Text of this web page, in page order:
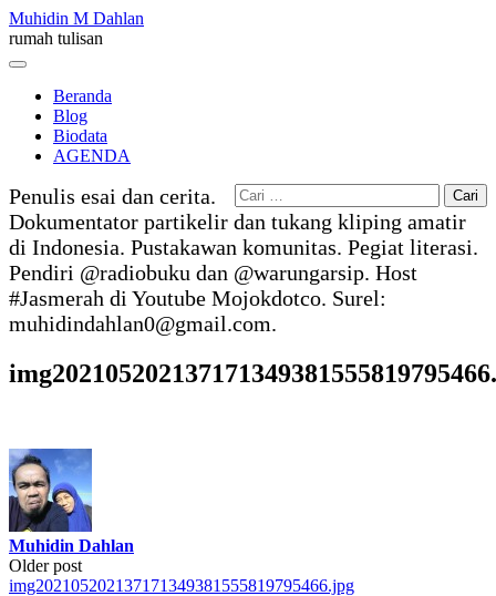
Skip
to
content
Muhidin M Dahlan
rumah tulisan
Menu
Beranda
Blog
Biodata
AGENDA
Cari
untuk:
Penulis esai dan cerita.
Dokumentator partikelir dan tukang kliping amatir
di Indonesia. Pustakawan komunitas. Pegiat literasi.
Pendiri @radiobuku dan @warungarsip. Host
#Jasmerah di Youtube Mojokdotco. Surel:
muhidindahlan0@gmail.com.
Muhidin Dahlan
Post
Older post
img202105202137171349381555819795466.jpg